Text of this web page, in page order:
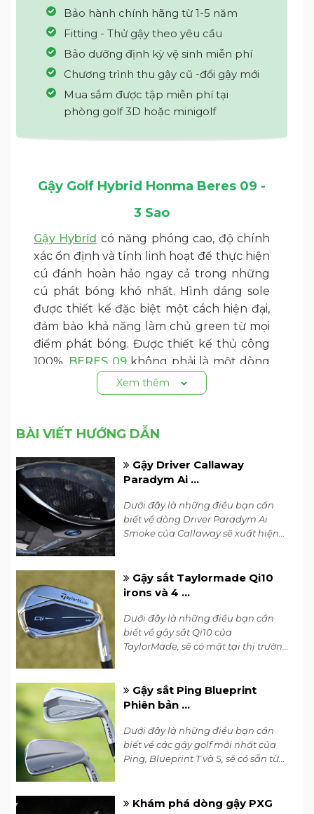
Bảo hành chính hãng từ 1-5 năm
Fitting - Thử gậy theo yêu cầu
Bảo dưỡng định kỳ vệ sinh miễn phí
Chương trình thu gậy cũ -đổi gậy mới
Mua sắm được tập miễn phí tại
phòng golf 3D hoặc minigolf
Gậy Golf Hybrid Honma Beres 09 -
3 Sao
Gậy Hybrid có năng phóng cao, độ chính
xác ổn định và tính linh hoạt để thực hiện
cú đánh hoàn hảo ngay cả trong những
cú phát bóng khó nhất. Hình dáng sole
được thiết kế đặc biệt một cách hiện đại,
đảm bảo khả năng làm chủ green từ mọi
điểm phát bóng. Được thiết kế thủ công
100%, BERES 09không phải là một dòng
gậy golf bình thường - đây là một kiệt tác.
Tungsten Nickel Weight
Xem thêm
BÀI VIẾT HƯỚNG DẪN
Gậy Driver Callaway
Paradym Ai ...
Dưới đây là những điều bạn cần
biết về dòng Driver Paradym Ai
Smoke của Callaway sẽ xuất hiện
Gậy sắt Taylormade Qi10
irons và 4 ...
Dưới đây là những điều bạn cần
biết về gậy sắt Qi10 của
TaylorMade, sẽ có mặt tại thị trường
gậy sắt Taylormade Qi10 irons.
Gậy sắt Ping Blueprint
Phiên bản ...
Dưới đây là những điều bạn cần
biết về các gậy golf mới nhất của
Ping, Blueprint T và S, sẽ có sẵn từ
Khám phá dòng gậy PXG